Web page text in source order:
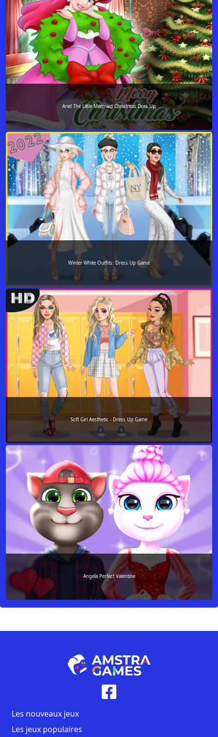
Ariel The Little Mermaid Christmas Dres Up
Winter White Outfits: Dress Up Game
Soft Girl Aesthetic - Dress Up Game
Angela Perfect Valentine
Les nouveaux jeux
Les jeux populaires